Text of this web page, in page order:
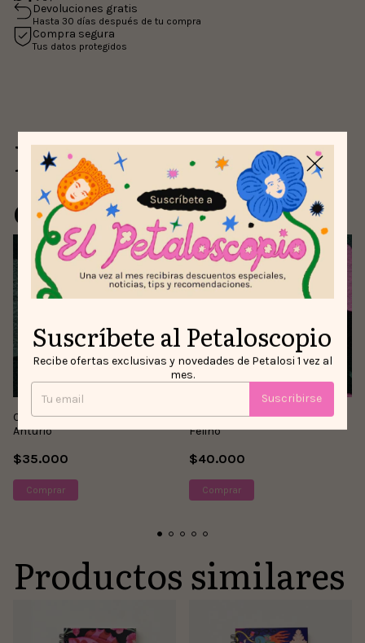
Devoluciones gratis
Hasta 30 días después de tu compra
Compra segura
Tus datos protegidos
Para comprar con
este producto
Cartuchera/Cosmetiquera
Anturio
$35.000
Cartuchera/Cosmetiquera
Felino
$40.000
Productos similares
Suscríbete al Petaloscopio
Recibe ofertas exclusivas y novedades de Petalosi 1 vez al
mes.
Suscribirse